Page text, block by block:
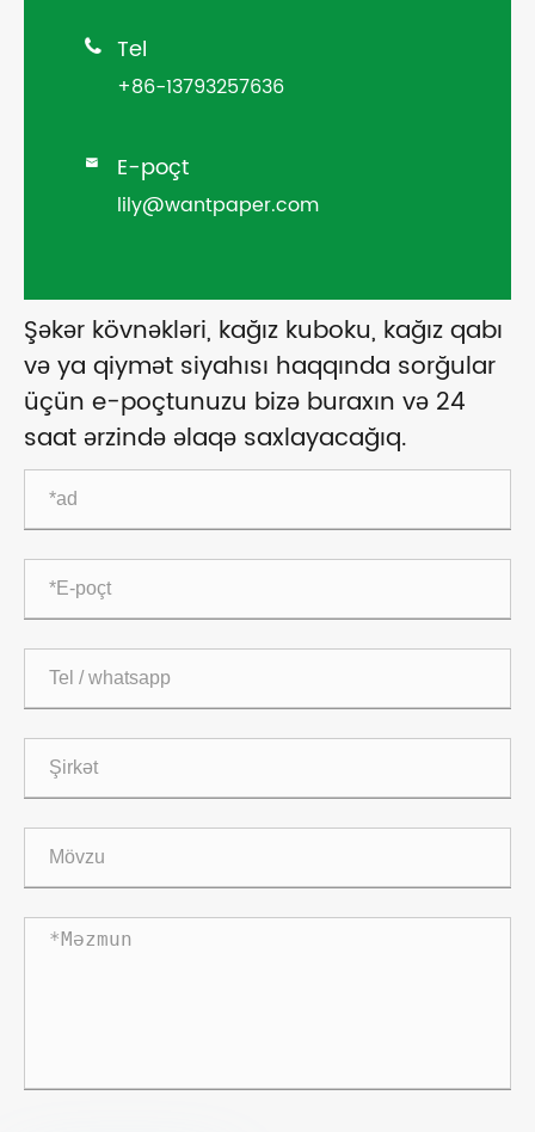
 Tel
+86-13793257636
 E-poçt
lily@wantpaper.com
Şəkər kövnəkləri, kağız kuboku, kağız qabı
və ya qiymət siyahısı haqqında sorğular
üçün e-poçtunuzu bizə buraxın və 24
saat ərzində əlaqə saxlayacağıq.